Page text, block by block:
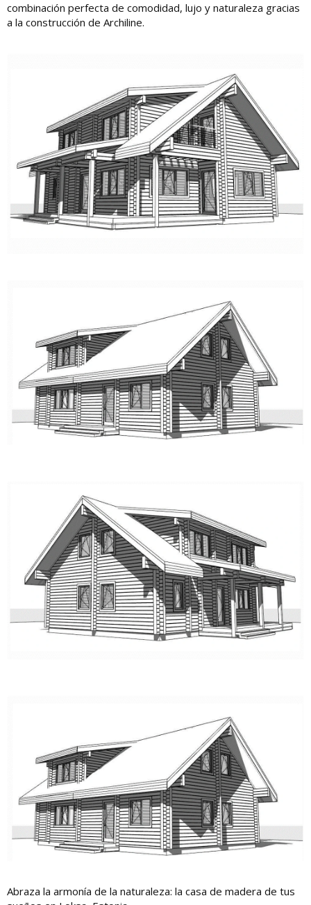
combinación perfecta de comodidad, lujo y naturaleza gracias
a la construcción de Archiline.
Abraza la armonía de la naturaleza: la casa de madera de tus